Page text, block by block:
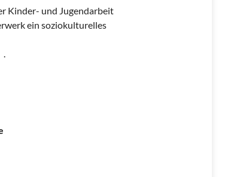
Kinder- und Jugendarbeit
ein soziokulturelles